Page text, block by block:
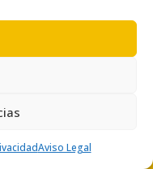
Aviso Legal